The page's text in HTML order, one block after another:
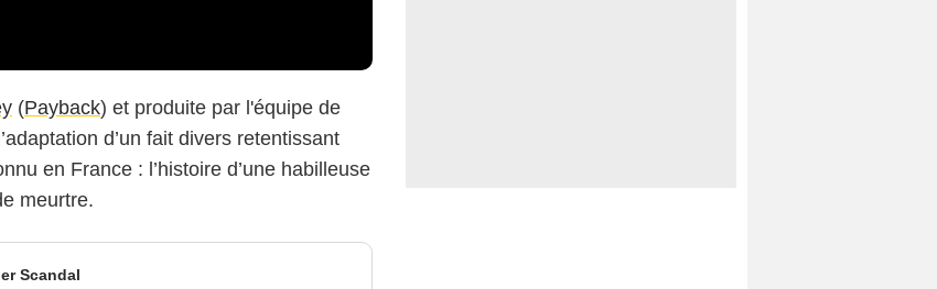
(Payback) et produite par l'équipe de
d’un fait divers retentissant
en France : l’histoire d’une habilleuse
meurtre.
Scandal